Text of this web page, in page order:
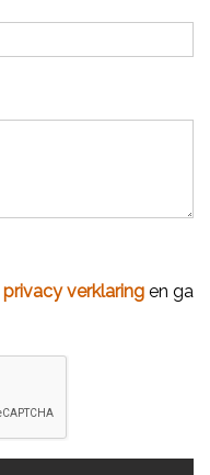
privacy verklaring en ga